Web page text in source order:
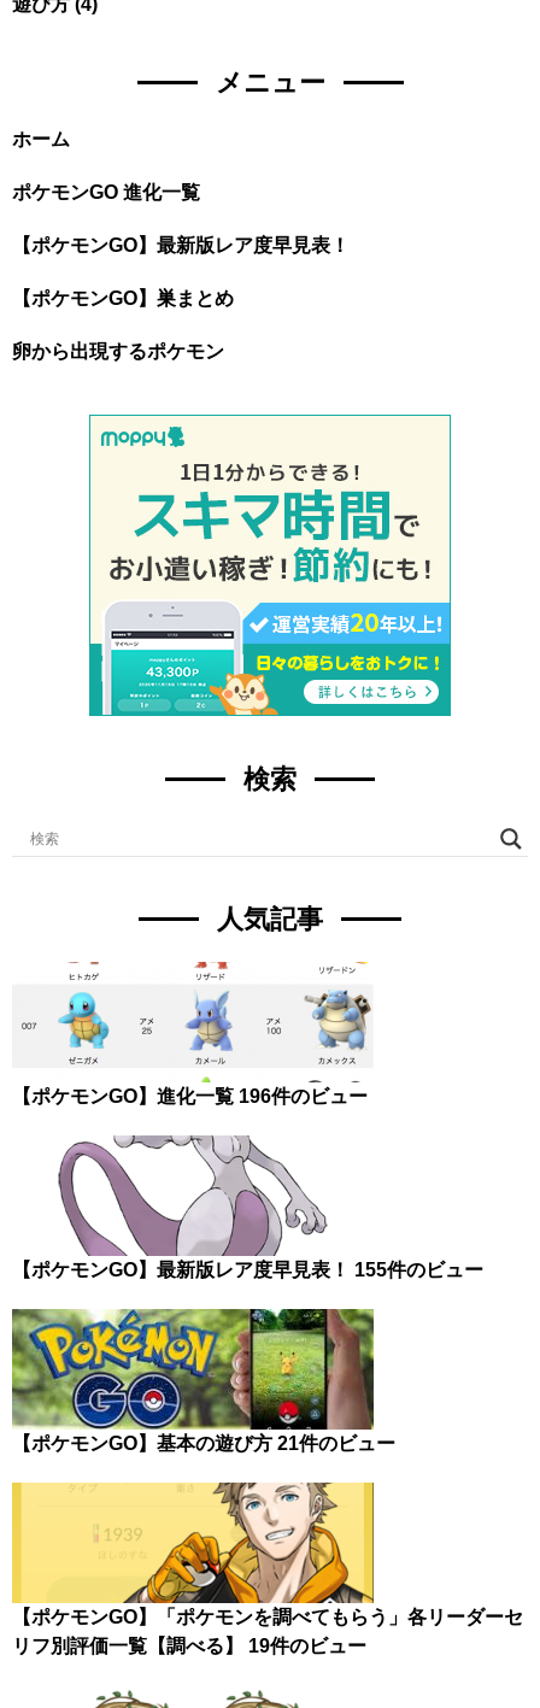
メニュー
ホーム
ポケモンGO 進化一覧
【ポケモンGO】最新版レア度早見表！
【ポケモンGO】巣まとめ
卵から出現するポケモン
検索
人気記事
【ポケモンGO】進化一覧 196件のビュー
【ポケモンGO】最新版レア度早見表！ 155件のビュー
【ポケモンGO】基本の遊び方 21件のビュー
【ポケモンGO】「ポケモンを調べてもらう」各リーダーセ
リフ別評価一覧【調べる】
19件のビュー